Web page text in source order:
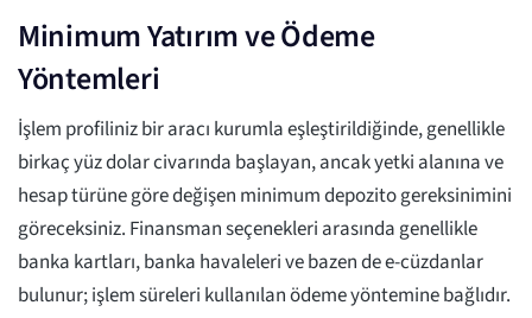
Minimum Yatırım ve Ödeme
Yöntemleri
İşlem profiliniz bir aracı kurumla eşleştirildiğinde, genellikle
birkaç yüz dolar civarında başlayan, ancak yetki alanına ve
hesap türüne göre değişen minimum depozito gereksinimini
göreceksiniz. Finansman seçenekleri arasında genellikle
banka kartları, banka havaleleri ve bazen de e-cüzdanlar
bulunur; işlem süreleri kullanılan ödeme yöntemine bağlıdır.